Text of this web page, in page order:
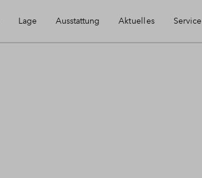
Lage Ausstattung Aktuelles Service